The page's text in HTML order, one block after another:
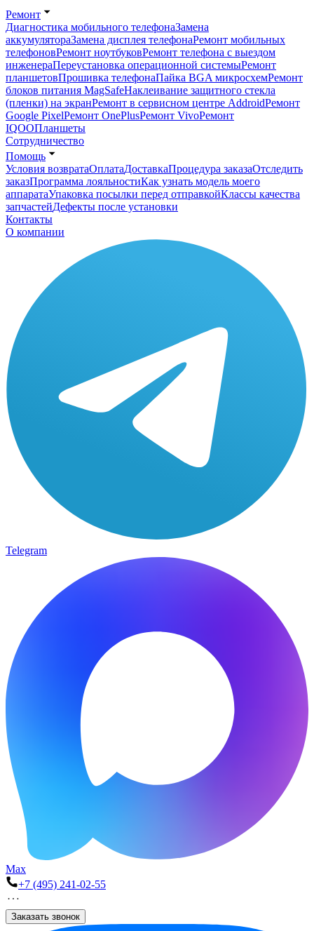
Ремонт
Диагностика мобильного телефонаЗамена
аккумулятораЗамена дисплея телефонаРемонт мобильных
телефоновРемонт ноутбуковРемонт телефона с выездом
инженераПереустановка операционной системыРемонт
планшетовПрошивка телефонаПайка BGA микросхемРемонт
блоков питания MagSafeНаклеивание защитного стекла
(пленки) на экранРемонт в сервисном центре AddroidРемонт
Google PixelРемонт OnePlusРемонт VivoРемонт
IQOOПланшеты
Сотрудничество
Помощь
Условия возвратаОплатаДоставкаПроцедура заказаОтследить
заказПрограмма лояльностиКак узнать модель моего
аппаратаУпаковка посылки перед отправкойКлассы качества
запчастейДефекты после установки
Контакты
О компании
Telegram
Max
+7 (495) 241-02-55
Заказать звонок